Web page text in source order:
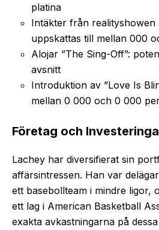
platina
Intäkter från realityshowen
uppskattas till mellan 000
Alojar ”The Sing-Off”:
avsnitt
Introduktion av ”Love Is
mellan 0 000 och 0 000
Företag och
Lachey har diversifierat sin
affärsintressen. Han var
ett basebollteam i mindre ligor,
ett lag i American Basketball
exakta avkastningarna på